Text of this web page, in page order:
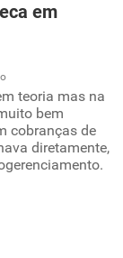
em
teoria mas na
bem
cobranças de
diretamente,